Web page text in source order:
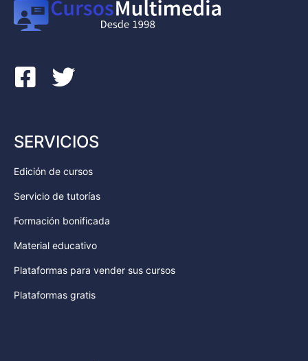
SERVICIOS
Edición de cursos
Servicio de tutorías
Formación bonificada
Material educativo
Plataformas para vender sus cursos
Plataformas gratis